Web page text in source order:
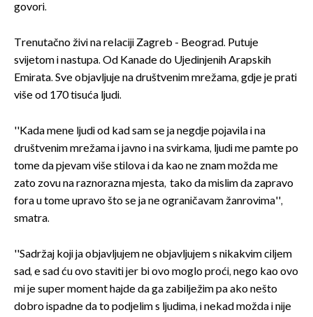
govori.
Trenutačno živi na relaciji Zagreb - Beograd. Putuje
svijetom i nastupa. Od Kanade do Ujedinjenih Arapskih
Emirata. Sve objavljuje na društvenim mrežama, gdje je prati
više od 170 tisuća ljudi.
''Kada mene ljudi od kad sam se ja negdje pojavila i na
društvenim mrežama i javno i na svirkama, ljudi me pamte po
tome da pjevam više stilova i da kao ne znam možda me
zato zovu na raznorazna mjesta, tako da mislim da zapravo
fora u tome upravo što se ja ne ograničavam žanrovima'',
smatra.
''Sadržaj koji ja objavljujem ne objavljujem s nikakvim ciljem
sad, e sad ću ovo staviti jer bi ovo moglo proći, nego kao ovo
mi je super moment hajde da ga zabilježim pa ako nešto
dobro ispadne da to podjelim s ljudima, i nekad možda i nije